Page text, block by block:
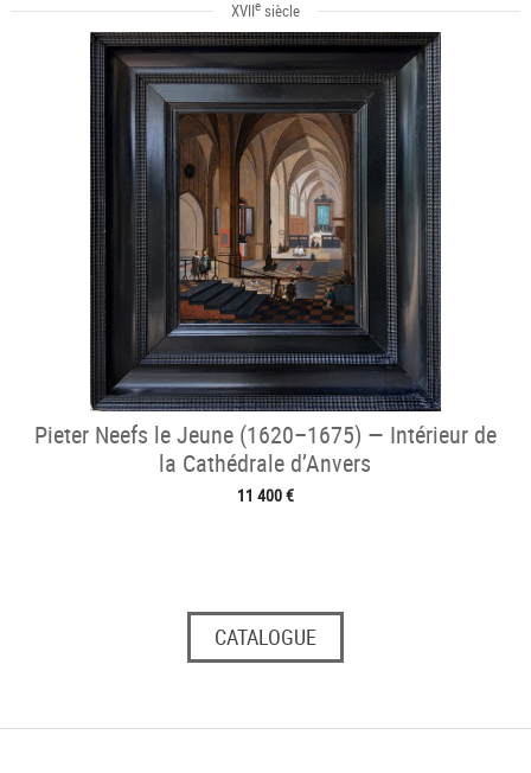
XVIIesiècle
Pieter Neefs le Jeune (1620–1675) — Intérieur de
la Cathédrale d’Anvers
11 400 €
CATALOGUE